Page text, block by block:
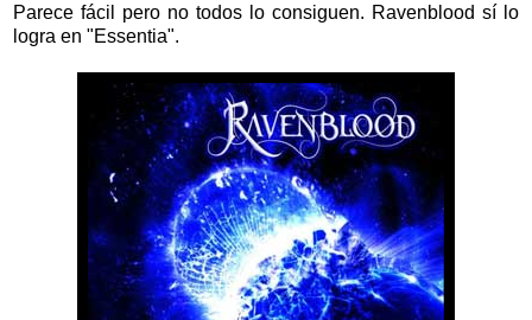
Parece fácil pero no todos lo consiguen. Ravenblood sí lo
logra en "Essentia".